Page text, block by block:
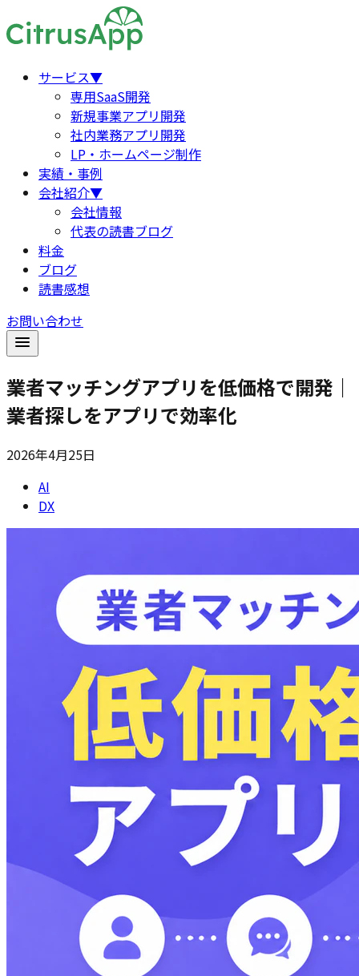
サービス▼
専用SaaS開発
新規事業アプリ開発
社内業務アプリ開発
LP・ホームページ制作
実績・事例
会社紹介▼
会社情報
代表の読書ブログ
料金
ブログ
読書感想
お問い合わせ
業者マッチングアプリを低価格で開発｜
業者探しをアプリで効率化
2026年4月25日
AI
DX